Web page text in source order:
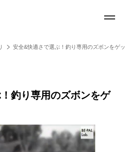
安全&快適さで選ぶ！釣り専用のズボンをゲッ
釣り専用のズボンをゲ